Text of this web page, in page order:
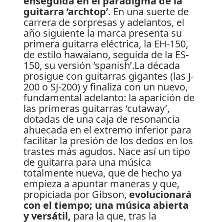
guitarra ‘archtop’. En una suerte de
carrera de sorpresas y adelantos, el
año siguiente la marca presenta su
primera guitarra eléctrica, la EH-150,
de estilo hawaiano, seguida de la ES-
150, su versión ‘spanish’.La década
prosigue con guitarras gigantes (las J-
200 o SJ-200) y finaliza con un nuevo,
fundamental adelanto: la aparición de
las primeras guitarras ‘cutaway’,
dotadas de una caja de resonancia
ahuecada en el extremo inferior para
facilitar la presión de los dedos en los
trastes más agudos. Nace así un tipo
de guitarra para una música
totalmente nueva, que de hecho ya
empieza a apuntar maneras y que,
propiciada por Gibson, evolucionará
con el tiempo; una música abierta
y versátil, para la que, tras la